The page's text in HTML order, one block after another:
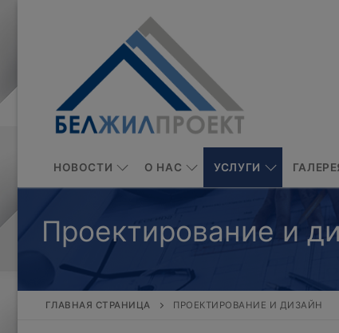
НОВОСТИ О НАС УСЛУГИ
Проектирование и
ГЛАВНАЯ СТРАНИЦА ПРОЕКТИРОВАНИЕ И ДИЗАЙН